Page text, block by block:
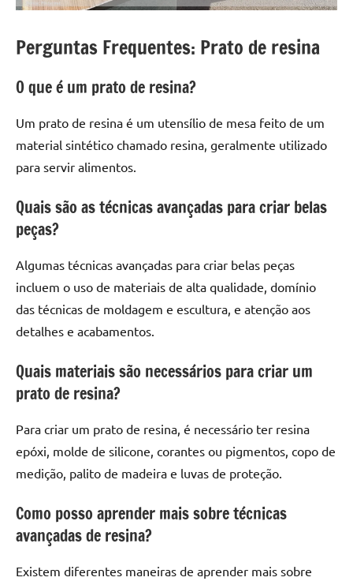
Perguntas Frequentes: Prato de resina
O que é um prato de resina?
Um prato de resina é um utensílio de mesa feito de um
material sintético chamado resina, geralmente utilizado
para servir alimentos.
Quais são as técnicas avançadas para criar belas
peças?
Algumas técnicas avançadas para criar belas peças
incluem o uso de materiais de alta qualidade, domínio
das técnicas de moldagem e escultura, e atenção aos
detalhes e acabamentos.
Quais materiais são necessários para criar um
prato de resina?
Para criar um prato de resina, é necessário ter resina
epóxi, molde de silicone, corantes ou pigmentos, copo de
medição, palito de madeira e luvas de proteção.
Como posso aprender mais sobre técnicas
avançadas de resina?
Existem diferentes maneiras de aprender mais sobre